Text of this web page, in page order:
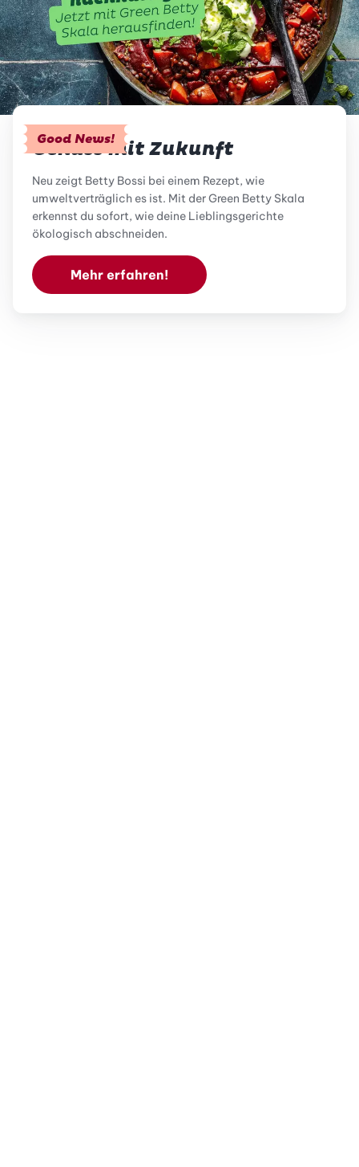
Good News!
Genuss mit Zukunft
Neu zeigt Betty Bossi bei einem Rezept, wie
umweltverträglich es ist. Mit der Green Betty Skala
erkennst du sofort, wie deine Lieblingsgerichte
ökologisch abschneiden.
Mehr erfahren!